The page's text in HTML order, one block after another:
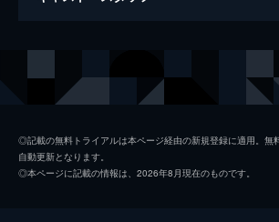
ミア
◎記載の無料トライアルは本ページ経由の新規登録に適用。無
自動更新となります。
◎本ページに記載の情報は、2026年8月現在のものです。